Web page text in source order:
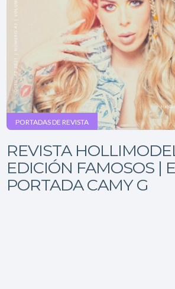
PORTADAS DE REVISTA
REVISTA
EDICIÓN FAMOSOS |
PORTADA CAMY G